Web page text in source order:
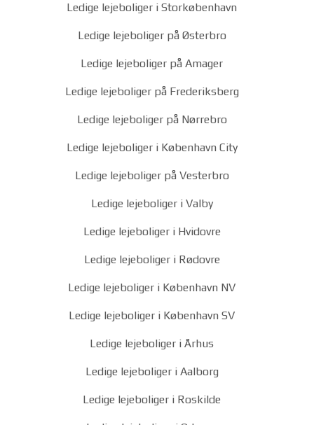
Ledige lejeboliger i Storkøbenhavn
Ledige lejeboliger på Østerbro
Ledige lejeboliger på Amager
Ledige lejeboliger på Frederiksberg
Ledige lejeboliger på Nørrebro
Ledige lejeboliger i København City
Ledige lejeboliger på Vesterbro
Ledige lejeboliger i Valby
Ledige lejeboliger i Hvidovre
Ledige lejeboliger i Rødovre
Ledige lejeboliger i København NV
Ledige lejeboliger i København SV
Ledige lejeboliger i Århus
Ledige lejeboliger i Aalborg
Ledige lejeboliger i Roskilde